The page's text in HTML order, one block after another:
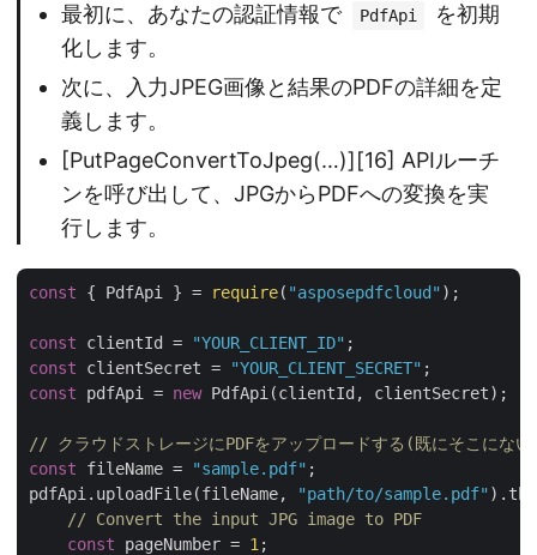
最初に、あなたの認証情報で PdfApi
を初期
化します。
次に、入力JPEG画像と結果のPDFの詳細を定
義します。
[PutPageConvertToJpeg(…)][16] APIルーチ
ンを呼び出して、JPGからPDFへの変換を実
行します。
const { PdfApi } = require( "asposepdfcloud" );
const clientId = "YOUR_CLIENT_ID"
const clientSecret = "YOUR_CLIENT_SECRET"
const pdfApi = new PdfApi(clientId, clientSecret);
// クラウドストレージにPDFをアップロードする(既にそこにな
const fileName = "sample.pdf" ;
pdfApi.uploadFile(fileName,
"path/to/sample.pdf"
// Convert the input JPG image to PDF
const pageNumber = 1 ;